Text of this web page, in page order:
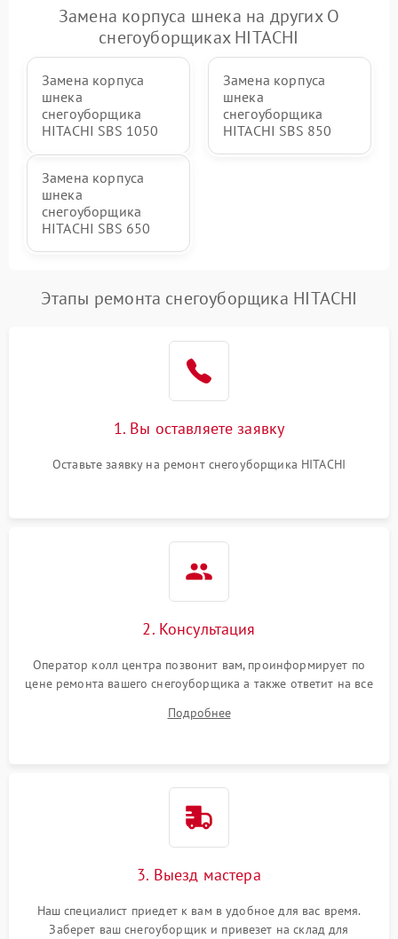
Неисправность системы
регулировки высоты
1000 ₽ Подробнее →
Замена корпуса шнека на других О
снегоуборщиках HITACHI
Замена корпуса
шнека
снегоуборщика
HITACHI SBS 1050
Замена корпуса
шнека
снегоуборщика
HITACHI SBS 850
Замена корпуса
шнека
снегоуборщика
HITACHI SBS 650
Этапы ремонта снегоуборщика HITACHI
1. Вы оставляете заявку
Оставьте заявку на ремонт снегоуборщика HITACHI
2. Консультация
Оператор колл центра позвонит вам, проинформирует по
цене ремонта вашего снегоуборщика а также ответит на все
Подробнее
3. Выезд мастера
Наш специалист приедет к вам в удобное для вас время.
Заберет ваш снегоуборщик и привезет на склад для